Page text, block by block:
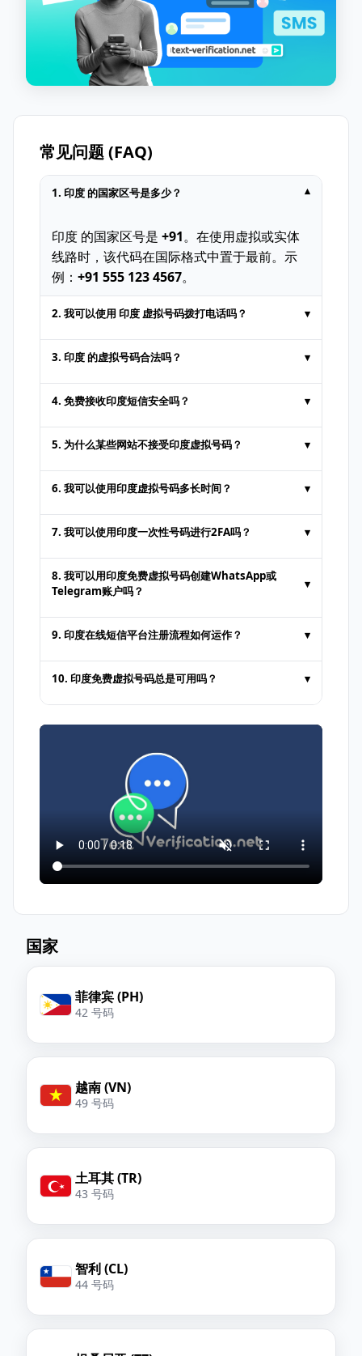
常见问题 (FAQ)
1. 印度 的国家区号是多少？ ▾
印度 的国家区号是 +91。在使用虚拟或实体
线路时，该代码在国际格式中置于最前。示
例： +91 555 123 4567。
2. 我可以使用 印度 虚拟号码拨打电话吗？ ▾
在线短信平台提供的临时号码通常仅用于
高级服务可能会额外付费提供通话支持。
3. 印度 的虚拟号码合法吗？ ▾
合法。用于在线接收短信
法活动。用户必须遵守平台的使用条款。
4. 免费接收印度短信安全吗？ ▾
从可信平台获取免费在线短信是安全的。但由
收敏感或私密信息。
5. 为什么某些网站不接受印度虚拟号码？ ▾
部分网站为防止虚假账户，会屏蔽来自
专用付费号码服务。
6. 我可以使用印度虚拟号码多长时间？ ▾
取决于提供商策略。 一次性号码通常仅短期有
以数月内保持同一号码。
7. 我可以使用印度一次性号码进行2FA吗？ ▾
可以。在许多平台上，使用临时号码
即可进行
双重验证。但部分银行或高安全性网站只接受
8. 我可以用印度免费虚拟号码创建WhatsApp或
Telegram账户吗？
▾
部分用户可借助免费在线短信服务注册
非总是有效，因为这些应用可能会屏蔽虚拟号
码。
9. 印度在线短信平台注册流程如何运作？ ▾
在网站上注册
10. 印度免费虚拟号码总是可用吗？ ▾
付费专用号码。
国家
菲律宾 (PH)
42 号码
越南 (VN)
49 号码
土耳其 (TR)
43 号码
智利 (CL)
44 号码